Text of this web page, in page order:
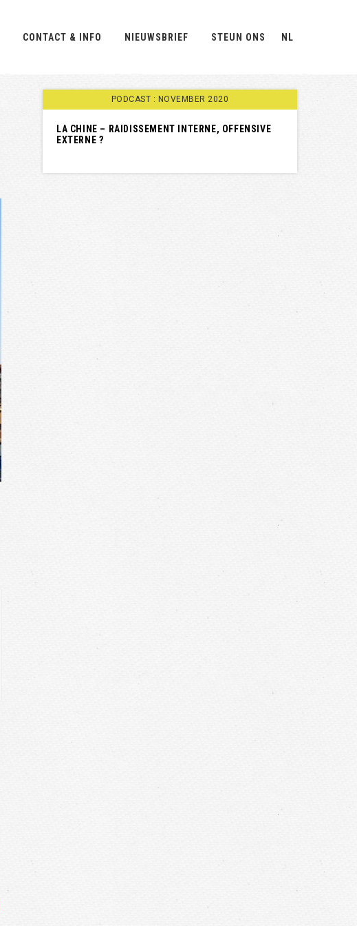
CONTACT & INFO NIEUWSBRIEF STEUN ONS NL
PODCAST : NOVEMBER 2020
LA CHINE – RAIDISSEMENT INTERNE, OFFENSIVE
EXTERNE ?